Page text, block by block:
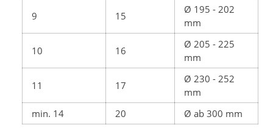
9 15
Ø 195 - 202
mm
10 16
Ø 205 - 225
mm
11 17
Ø 230 - 252
mm
min. 14
20 Ø ab 300 mm